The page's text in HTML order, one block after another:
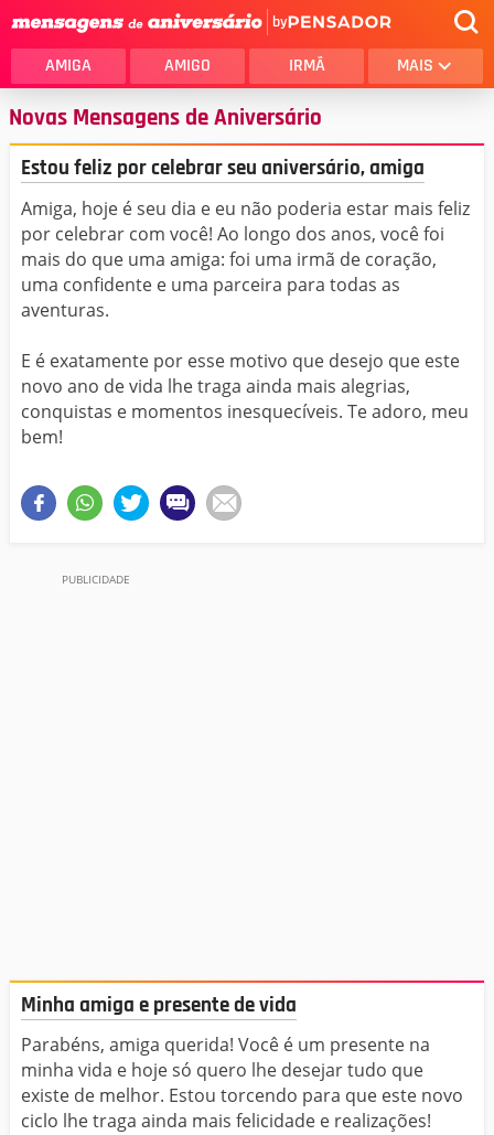
by
AMIGA AMIGO IRMÃ MAIS
Novas Mensagens de Aniversário
Estou feliz por celebrar seu aniversário, amiga
Amiga, hoje é seu dia e eu não poderia estar mais feliz
por celebrar com você! Ao longo dos anos, você foi
mais do que uma amiga: foi uma irmã de coração,
uma confidente e uma parceira para todas as
aventuras.
E é exatamente por esse motivo que desejo que este
novo ano de vida lhe traga ainda mais alegrias,
conquistas e momentos inesquecíveis. Te adoro, meu
bem!
Minha amiga e presente de vida
Parabéns, amiga querida! Você é um presente na
minha vida e hoje só quero lhe desejar tudo que
existe de melhor. Estou torcendo para que este novo
ciclo lhe traga ainda mais felicidade e realizações!